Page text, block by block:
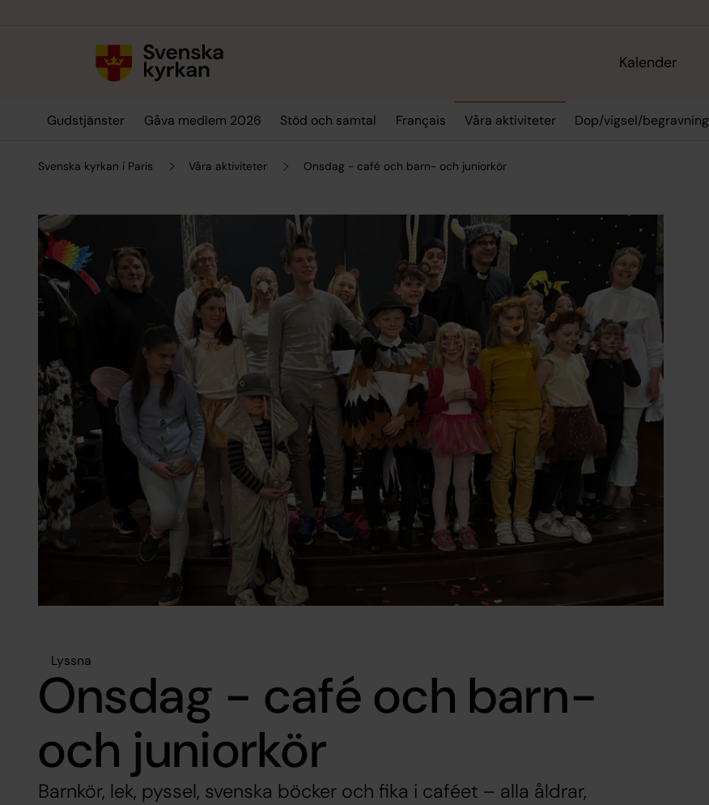
Kalender
Gudstjänster Gåva medlem 2026 Stöd och samtal Français Våra aktiviteter Dop/vigsel/begravning
Svenska kyrkan i Paris Våra aktiviteter Onsdag - café och barn- och juniorkör
Lyssna
Onsdag - café och barn-
och juniorkör
Barnkör, lek, pyssel, svenska böcker och fika i caféet – alla åldrar,